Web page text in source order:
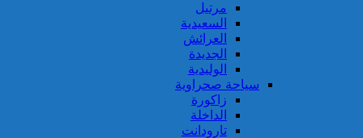
مرتيل
السعيدية
العرائش
الجديدة
الوليدية
سياحة صحراوية
زاكورة
الداخلة
تارودانت